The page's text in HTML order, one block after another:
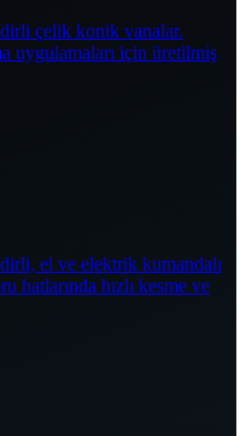
çelik konik vanalar.
uygulamaları için üretilmiş
el ve elektrik kumandalı
hatlarında hızlı kesme ve